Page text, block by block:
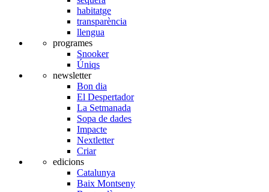
habitatge
transparència
llengua
programes
Snooker
Úniqs
newsletter
Bon dia
El Despertador
La Setmanada
Sopa de dades
Impacte
Nextletter
Criar
edicions
Catalunya
Baix Montseny